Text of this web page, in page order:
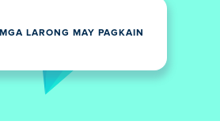
MGA LARONG MAY PAGKAIN